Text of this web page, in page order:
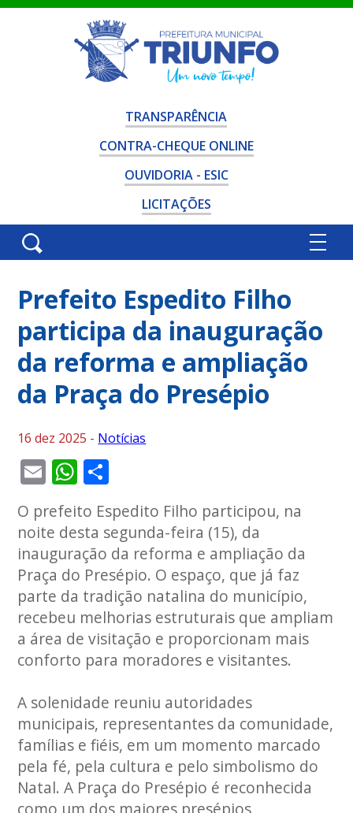
TRANSPARÊNCIA
CONTRA-CHEQUE ONLINE
OUVIDORIA - ESIC
LICITAÇÕES
Prefeito Espedito Filho
participa da inauguração
da reforma e ampliação
da Praça do Presépio
16 dez 2025 - Notícias
EmailWhatsApp
O prefeito Espedito Filho participou, na
noite desta segunda-feira (15), da
inauguração da reforma e ampliação da
Praça do Presépio. O espaço, que já faz
parte da tradição natalina do município,
recebeu melhorias estruturais que ampliam
a área de visitação e proporcionam mais
conforto para moradores e visitantes.
A solenidade reuniu autoridades
municipais, representantes da comunidade,
famílias e fiéis, em um momento marcado
pela fé, pela cultura e pelo simbolismo do
Natal. A Praça do Presépio é reconhecida
como um dos maiores presépios